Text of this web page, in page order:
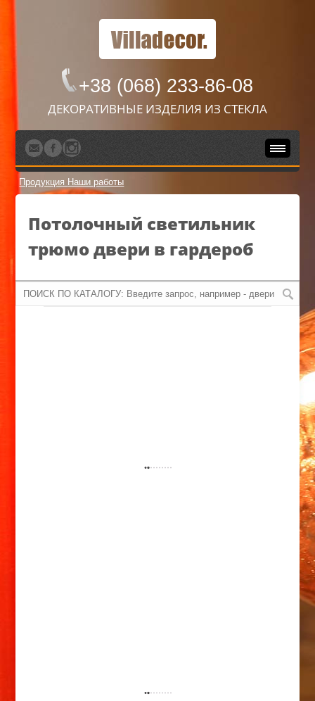
+38 (068) 233-86-08
ДЕКОРАТИВНЫЕ ИЗДЕЛИЯ ИЗ СТЕКЛА
Продукция Наши работы
Потолочный светильник
трюмо двери в гардероб